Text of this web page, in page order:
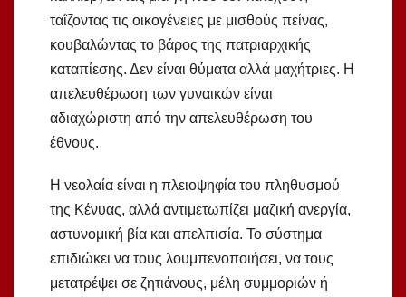
ταΐζοντας τις οικογένειες με μισθούς πείνας,
κουβαλώντας το βάρος της πατριαρχικής
καταπίεσης. Δεν είναι θύματα αλλά μαχήτριες. Η
απελευθέρωση των γυναικών είναι
αδιαχώριστη από την απελευθέρωση του
έθνους.
Η νεολαία είναι η πλειοψηφία του πληθυσμού
της Κένυας, αλλά αντιμετωπίζει μαζική ανεργία,
αστυνομική βία και απελπισία. Το σύστημα
επιδιώκει να τους λουμπενοποιήσει, να τους
μετατρέψει σε ζητιάνους, μέλη συμμοριών ή